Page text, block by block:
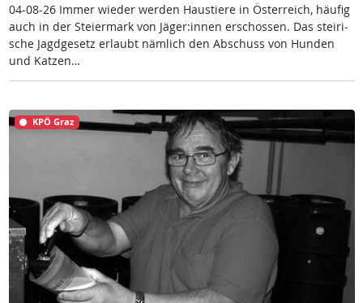
04-08-26 Im­mer wie­der wer­den Haus­tie­re in Ös­t­er­reich, häu­fig
auch in der Stei­er­mark von Jä­ger:in­nen er­schos­sen. Das stei­ri­
sche Jagd­ge­setz er­laubt näm­lich den Ab­schuss von Hun­den
und Kat­zen…
KPÖ Graz